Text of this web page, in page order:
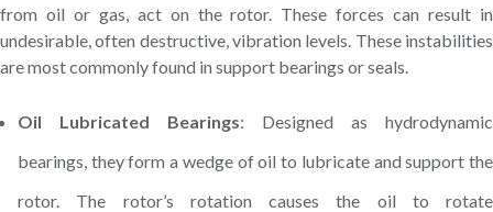
from oil or gas, act on the rotor. These forces can result in
undesirable, often destructive, vibration levels. These instabilities
are most commonly found in support bearings or seals.
Oil Lubricated Bearings: Designed as hydrodynamic
bearings, they form a wedge of oil to lubricate and support the
rotor. The rotor’s rotation causes the oil to rotate